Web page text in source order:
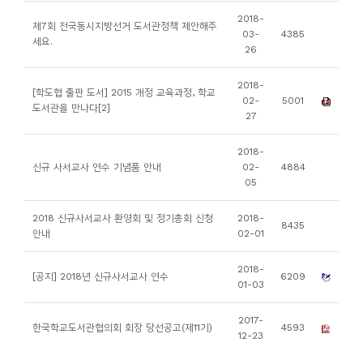
제7회 전국동시지방선거 도서관정책 제안해주
세요.
2018-
03-
26
4385
[학도협 출판 도서] 2015 개정 교육과정, 학교
도서관을 만나다[2]
2018-
02-
27
5001
신규 사서교사 연수 기념품 안내
2018-
02-
05
4884
2018 신규사서교사 환영회 및 정기총회 신청
안내
2018-
02-01
8435
[공지] 2018년 신규사서교사 연수
2018-
01-03
6209
한국학교도서관협의회 회장 당선공고(제11기)
2017-
12-23
4593